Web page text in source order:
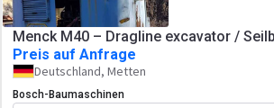
Menck M40 – Dragline excavator /
Preis auf Anfrage
Deutschland, Metten
Bosch-Baumaschinen